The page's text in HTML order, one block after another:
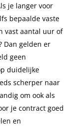
je langer voor
bepaalde vaste
vast aantal uur of
Dan gelden er
geen
duidelijke
scherper naar
om ook als
je contract goed
en